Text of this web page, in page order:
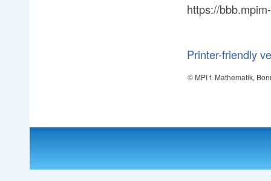
https://
Printer-friendly
© MPI f. Mathematik,